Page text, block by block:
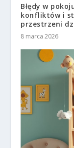
Błędy w
konfliktów i
przestrzeni
8 marca 2026